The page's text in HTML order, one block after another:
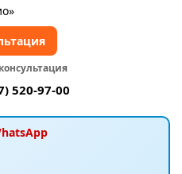
520-97-00